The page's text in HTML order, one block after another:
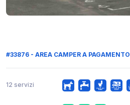
#33876 - AREA CAMPER A PAGAMENTO
12 servizi